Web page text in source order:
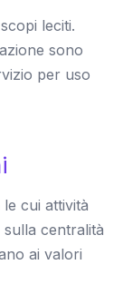
leciti.
sono
per uso
cui attività
centralità
ai valori